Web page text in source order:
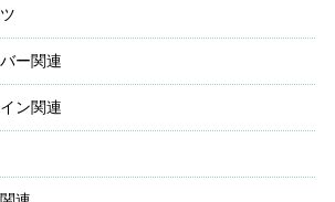
ー関連
ン関連